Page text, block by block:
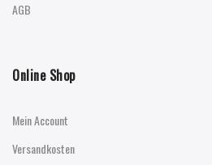
AGB
Online Shop
Mein Account
Versandkosten